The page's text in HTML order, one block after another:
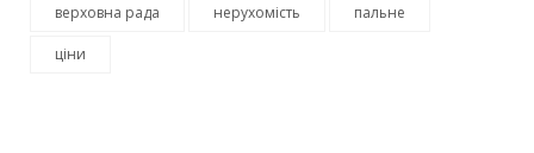
верховна рада нерухомість пальне
ціни